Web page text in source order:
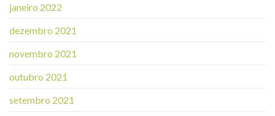
janeiro 2022
dezembro 2021
novembro 2021
outubro 2021
setembro 2021